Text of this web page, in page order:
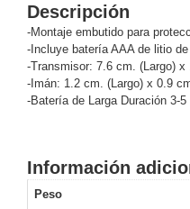
CoaxialCategoría
5e Fibra
Óptica
Para
Alimentación
y
CaPTelefónicoVGA
Descripción
-Montaje embutido para
-Incluye batería AAA de litio
-Transmisor: 7.6 cm. (Largo) x
-Imán: 1.2 cm. (Largo) x 0.9
-Batería de Larga Duración 3-5
Información
Peso